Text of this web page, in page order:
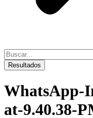
Search
...Resultados
WhatsApp-
at-9.40.38-